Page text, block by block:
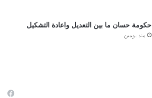
حكومة حسان ما بين التعديل واعادة التشكيل
منذ يومين